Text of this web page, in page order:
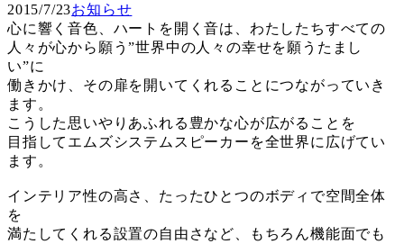
2015/7/23お知らせ
心に響く音色、ハートを開く音は、わたしたちすべての
人々が心から願う”世界中の人々の幸せを願うたまし
い”に
働きかけ、その扉を開いてくれることにつながっていき
ます。
こうした思いやりあふれる豊かな心が広がることを
目指してエムズシステムスピーカーを全世界に広げてい
ます。
インテリア性の高さ、たったひとつのボディで空間全体
を
満たしてくれる設置の自由さなど、もちろん機能面でも